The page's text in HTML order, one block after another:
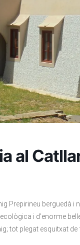
al
Prepirineu berguedà i
i d’enorme
tot plegat esquitxat